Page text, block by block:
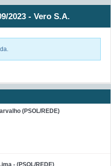
2023 - Vero S.A.
(PSOL/REDE)
- (PSOL/REDE)